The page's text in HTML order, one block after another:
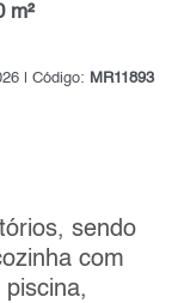
m²
| Código: MR11893
sendo
com